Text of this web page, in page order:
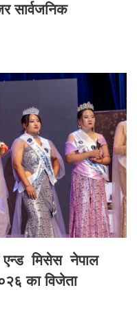
सार्वजनिक
एन्ड मिसेस नेपाल
का विजेता